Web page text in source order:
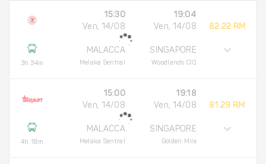
3h 34m
15:30
Ven, 14/08
MALACCA
Melaka Sentral
19:04
Ven, 14/08
SINGAPORE
Woodlands CIQ
82.22 RM
4h 18m
15:00
Ven, 14/08
MALACCA
Melaka Sentral
19:18
Ven, 14/08
SINGAPORE
Golden Mile
81.29 RM